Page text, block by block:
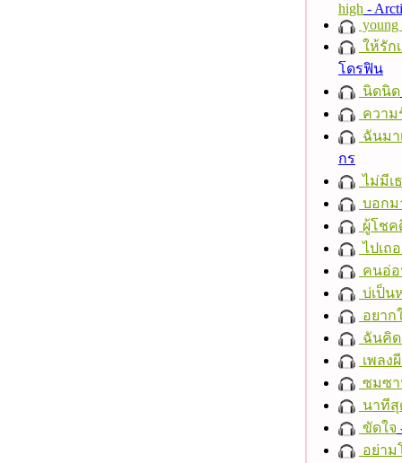
high -
young
ให้รัก
โดรฟิน
นิดนิด
ความ
ฉันมา
กร
ไม่มีเ
บอกม
ผู้โชค
ไปเถ
คนอ่
บ่เป็น
อยาก
ฉันคิด
เพลง
ซมซ
นาทีสุ
ขัดใจ
อย่าม